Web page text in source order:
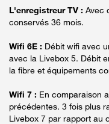
L'enregistreur TV : Avec
conservés 36 mois.
Wifi 6E : Débit wifi avec
avec la Livebox 5. Débit
la fibre et équipements
Wifi 7 : En comparaison
précédentes. 3 fois plus
Livebox 7 par rapport au